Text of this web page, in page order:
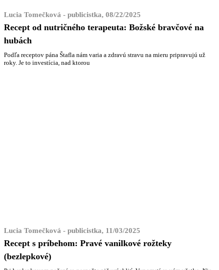
Lucia Tomečková - publicistka, 08/22/2025
Recept od nutričného terapeuta: Božské bravčové na
hubách
Podľa receptov pána Štafla nám varia a zdravú stravu na mieru pripravujú už
roky. Je to investícia, nad ktorou
Lucia Tomečková - publicistka, 11/03/2025
Recept s príbehom: Pravé vanilkové rožteky
(bezlepkové)